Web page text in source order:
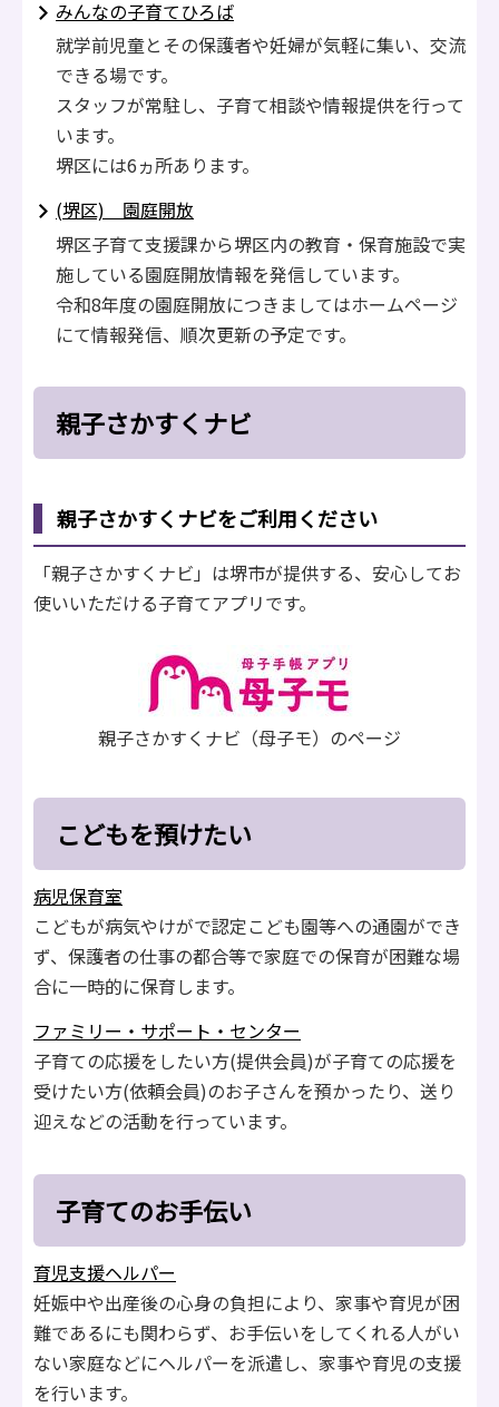
みんなの子育てひろば
就学前児童とその保護者や妊婦が気軽に集い、交流
できる場です。
スタッフが常駐し、子育て相談や情報提供を行って
います。
堺区には6ヵ所あります。
(堺区) 園庭開放
堺区子育て支援課から堺区内の教育・保育施設で実
施している園庭開放情報を発信しています。
令和8年度の園庭開放につきましてはホームページ
にて情報発信、順次更新の予定です。
親子さかすくナビ
親子さかすくナビをご利用ください
「親子さかすくナビ」は堺市が提供する、安心してお
使いいただける子育てアプリです。
親子さかすくナビ（母子モ）のページ
こどもを預けたい
病児保育室
こどもが病気やけがで認定こども園等への通園ができ
ず、保護者の仕事の都合等で家庭での保育が困難な場
合に一時的に保育します。
ファミリー・サポート・センター
子育ての応援をしたい方(提供会員)が子育ての応援を
受けたい方(依頼会員)のお子さんを預かったり、送り
迎えなどの活動を行っています。
子育てのお手伝い
育児支援ヘルパー
妊娠中や出産後の心身の負担により、家事や育児が困
難であるにも関わらず、お手伝いをしてくれる人がい
ない家庭などにヘルパーを派遣し、家事や育児の支援
を行います。